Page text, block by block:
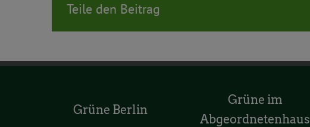
Teile den Beitrag
Grüne Berlin
Grüne im
Abgeordnetenhaus